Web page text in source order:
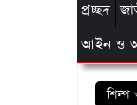
প্রচ্ছদ
আইন ও
শিল্প